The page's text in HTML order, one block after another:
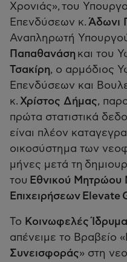
Χρονιάς», του
Επενδύσεων κ. Άδωνι
Αναπληρωτή
Παπαθανάση και του
Τσακίρη, ο αρμόδιος
Επενδύσεων και
κ. Χρίστος Δήμας,
πρώτα στατιστικά
είναι πλέον
οικοσύστημα των
μήνες μετά τη
του Εθνικού
Επιχειρήσεων Elevate
Το Κοινωφελές
απένειμε το Βραβείο «
Συνεισφοράς» στη